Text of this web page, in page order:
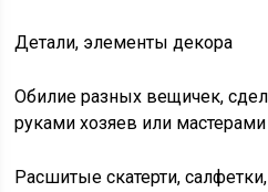
Детали, элементы декора
Обилие разных вещичек,
руками хозяев или мастерами
Расшитые скатерти,